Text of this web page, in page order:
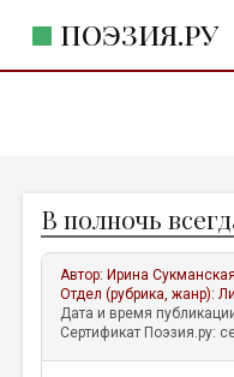
ПОЭЗИЯ.РУ
ЖАНРЫ
АВТОРЫ
КОММЕНТАРИИ
ЛИТСАЛОН
В полночь
Автор: Ирина Сукманская
Отдел (рубрика, жанр):
Дата и время
Сертификат Поэзия.ру: